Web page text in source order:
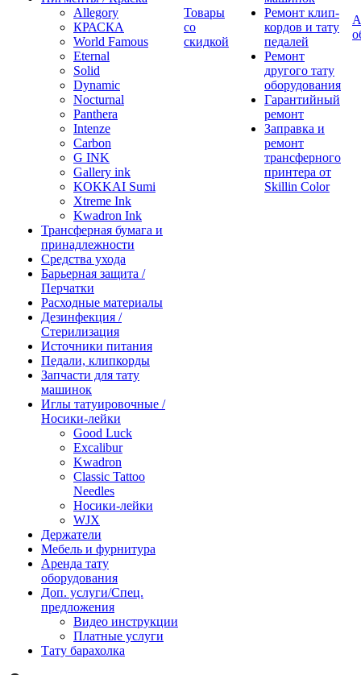
Allegory
КРАСКА
World Famous
Eternal
Solid
Dynamic
Nocturnal
Panthera
Intenze
Carbon
G INK
Gallery ink
KOKKAI Sumi
Xtreme Ink
Kwadron Ink
Трансферная бумага и
принадлежности
Средства ухода
Барьерная защита /
Перчатки
Расходные материалы
Дезинфекция /
Стерилизация
Источники питания
Педали, клипкорды
Запчасти для тату
машинок
Иглы татуировочные /
Носики-лейки
Good Luck
Excalibur
Kwadron
Classic Tattoo
Needles
Носики-лейки
WJX
Держатели
Мебель и фурнитура
Аренда тату
оборудования
Доп. услуги/Спец.
предложения
Видео инструкции
Платные услуги
Тату барахолка
Товары
со
скидкой
Ремонт клип-
кордов и тату
педалей
Ремонт
другого тату
оборудования
Гарантийный
ремонт
Заправка и
ремонт
трансферного
принтера от
Skillin Color